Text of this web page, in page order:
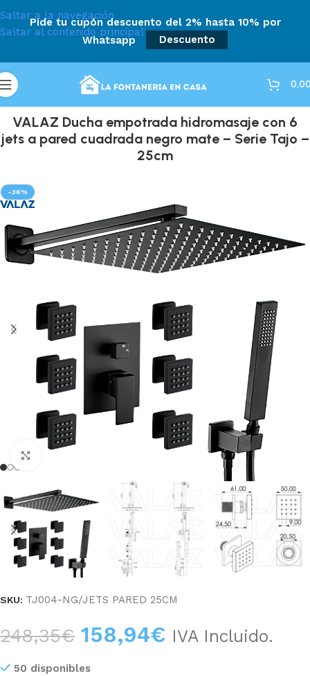
Saltar a la navegación
Saltar al contenido principal
Pide tu cupón descuento del 2% hasta 10% por
Whatsapp
Descuento
VALAZ Ducha empotrada hidromasaje con 6
jets a pared cuadrada negro mate – Serie Tajo –
25cm
-36%
SKU: TJ004-NG/JETS PARED 25CM
248,35€ 158,94€ IVA Incluido.
50 disponibles